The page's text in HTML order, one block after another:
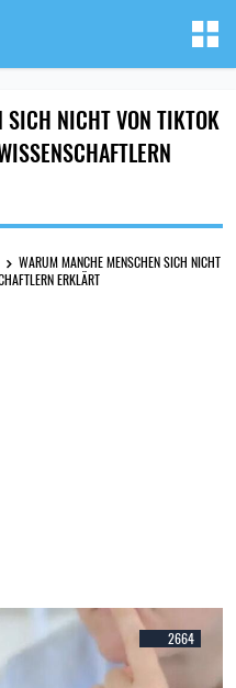
SICH NICHT VON TIKTOK
E
WARUM MANCHE MENSCHEN SICH NICHT
ERKLÄRT
2664